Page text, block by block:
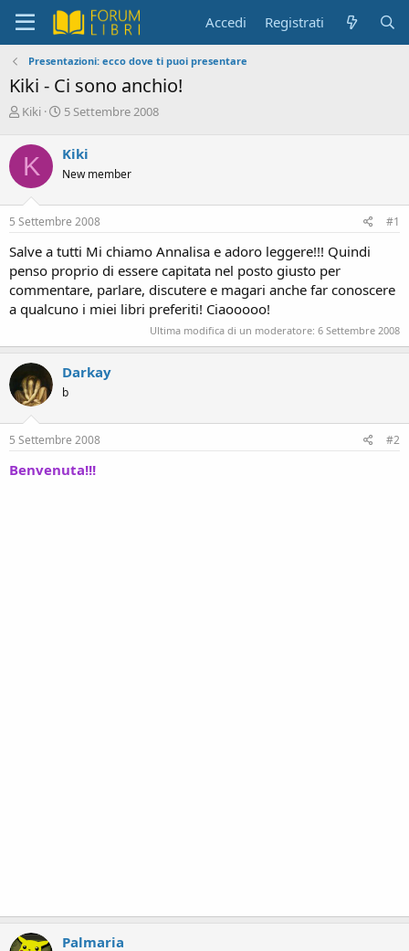
Accedi Registrati
Presentazioni: ecco dove ti puoi presentare
Kiki - Ci sono anchio!
C
e
a
t
o
r
e
i
s
c
u
o
n
e
Kiki
D
a
d
i
n
z
i
o
5 Settembre 2008
K Kiki
New member
5 Settembre 2008 #1
Salve a tutti Mi chiamo Annalisa e adoro leggere!!! Quindi
penso proprio di essere capitata nel posto giusto per
commentare, parlare, discutere e magari anche far conoscere
a qualcuno i miei libri preferiti! Ciaooooo!
Ultima modifica di un moderatore: 6 Settembre 2008
Darkay
b
5 Settembre 2008 #2
Benvenuta!!!
Palmaria